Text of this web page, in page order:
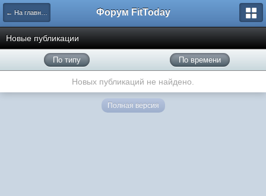
← На главную Форум FitToday
Новые публикации
По типу По времени
Новых публикаций не найдено.
Полная версия